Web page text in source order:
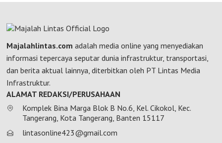
Majalahlintas.com adalah media online yang menyediakan
informasi tepercaya seputar dunia infrastruktur, transportasi,
dan berita aktual lainnya, diterbitkan oleh PT Lintas Media
Infrastruktur.
ALAMAT REDAKSI/PERUSAHAAN
Komplek Bina Marga Blok B No.6, Kel. Cikokol, Kec.
Tangerang, Kota Tangerang, Banten 15117
lintasonline423@gmail.com